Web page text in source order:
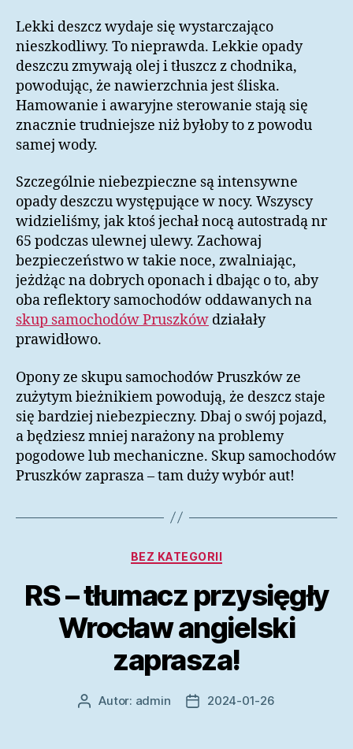
Lekki deszcz wydaje się wystarczająco
nieszkodliwy. To nieprawda. Lekkie opady
deszczu zmywają olej i tłuszcz z chodnika,
powodując, że nawierzchnia jest śliska.
Hamowanie i awaryjne sterowanie stają się
znacznie trudniejsze niż byłoby to z powodu
samej wody.
Szczególnie niebezpieczne są intensywne
opady deszczu występujące w nocy. Wszyscy
widzieliśmy, jak ktoś jechał nocą autostradą nr
65 podczas ulewnej ulewy. Zachowaj
bezpieczeństwo w takie noce, zwalniając,
jeżdżąc na dobrych oponach i dbając o to, aby
oba reflektory samochodów oddawanych na
skup samochodów Pruszków działały
prawidłowo.
Opony ze skupu samochodów Pruszków ze
zużytym bieżnikiem powodują, że deszcz staje
się bardziej niebezpieczny. Dbaj o swój pojazd,
a będziesz mniej narażony na problemy
pogodowe lub mechaniczne. Skup samochodów
Pruszków zaprasza – tam duży wybór aut!
Kategorie
BEZ KATEGORII
RS – tłumacz przysięgły
Wrocław angielski
zaprasza!
AutorAutor: admin
Data2024-01-26